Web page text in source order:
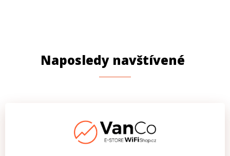
Naposledy navštívené